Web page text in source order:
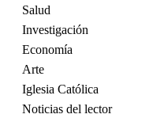
Salud
Investigación
Economía
Arte
Iglesia Católica
Noticias del lector